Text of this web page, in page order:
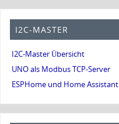
I2C-MASTER
I2C-Master Übersicht
UNO als Modbus TCP-Server
ESPHome und Home Assistant